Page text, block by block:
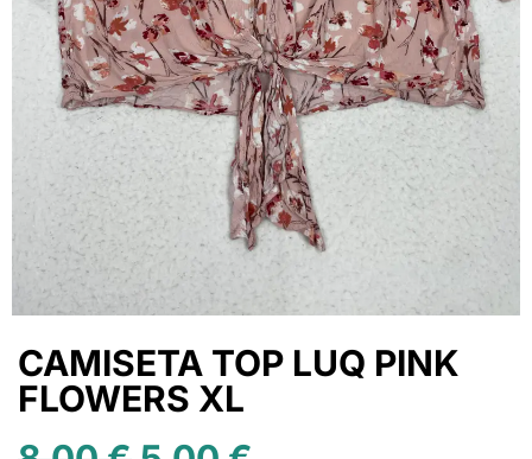
CAMISETA TOP LUQ PINK
FLOWERS XL